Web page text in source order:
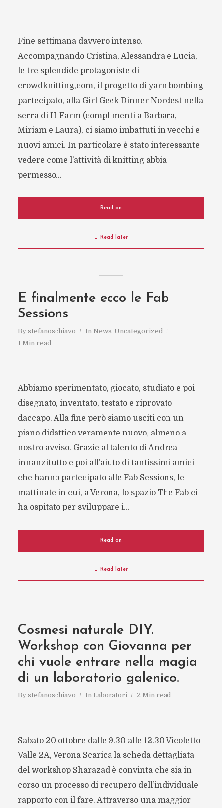
Fine settimana davvero intenso.
Accompagnando Cristina, Alessandra e Lucia,
le tre splendide protagoniste di
crowdknitting,com, il progetto di yarn bombing
partecipato, alla Girl Geek Dinner Nordest nella
serra di H-Farm (complimenti a Barbara,
Miriam e Laura), ci siamo imbattuti in vecchi e
nuovi amici. In particolare è stato interessante
vedere come l’attività di knitting abbia
permesso...
Read on
Read later
E finalmente ecco le Fab
Sessions
By stefanoschiavo In News, Uncategorized
1 Min read
Abbiamo sperimentato, giocato, studiato e poi
disegnato, inventato, testato e riprovato
daccapo. Alla fine però siamo usciti con un
piano didattico veramente nuovo, almeno a
nostro avviso. Grazie al talento di Andrea
innanzitutto e poi all’aiuto di tantissimi amici
che hanno partecipato alle Fab Sessions, le
mattinate in cui, a Verona, lo spazio The Fab ci
ha ospitato per sviluppare i...
Read on
Read later
Cosmesi naturale DIY.
Workshop con Giovanna per
chi vuole entrare nella magia
di un laboratorio galenico.
By stefanoschiavo In Laboratori 2 Min read
Sabato 20 ottobre dalle 9.30 alle 12.30 Vicoletto
Valle 2A, Verona Scarica la scheda dettagliata
del workshop Sharazad è convinta che sia in
corso un processo di recupero dell’individuale
rapporto con il fare. Attraverso una maggior